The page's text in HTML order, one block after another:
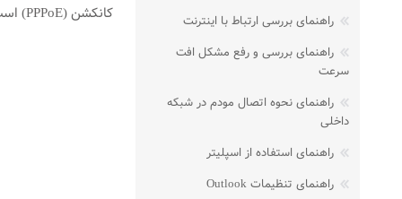
کانکشن (PPPoE) است. چراغ PPP بر روی مودم‌های ZyXEL چراغی است که در تصویر زیر مشخص است.
راهنمای بررسی ارتباط با اینترنت
راهنمای بررسی و رفع مشکل افت
سرعت
راهنمای نحوه اتصال مودم در شبکه
داخلی
راهنمای استفاده از اسپلیتر
راهنمای تنظیمات Outlook